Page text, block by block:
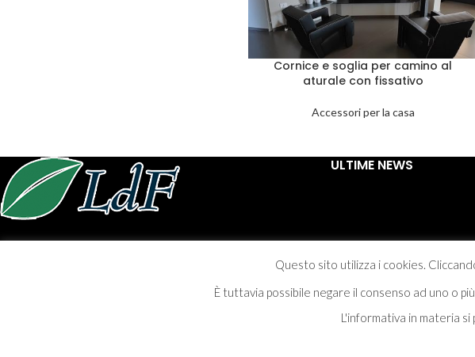
Cornice e soglia per camino al
aturale con fissativo
Accessori per la casa
Progettazione realizzazione installazione ed assistenza post
Via Gualdo Tadino, 3 - Matigge di Trevi (PG)
ULTIME NEWS
Questo sito utilizza i cookies.
È tuttavia possibile negare il consenso ad uno o
L'informativa in materia si